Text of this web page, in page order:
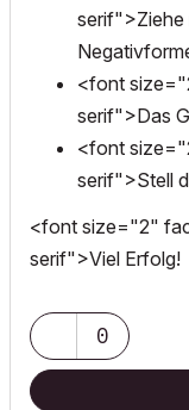
serif">Ziehe
<font
serif">Das
<font
serif">Stell
<font size="2"
serif">Viel Erfolg!
0